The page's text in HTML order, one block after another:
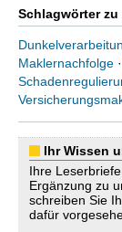
Schlagwörter zu
Maklernachfolge ·
Ihr Wissen
Ihre
Ergänzung zu
schreiben Sie
dafür